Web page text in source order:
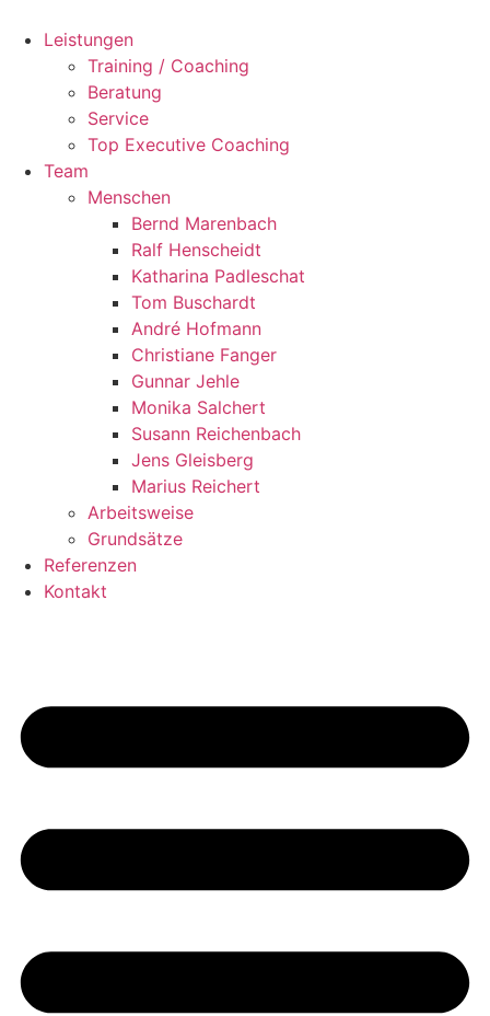
Inhalt
springen
Leistungen
Training / Coaching
Beratung
Service
Top Executive Coaching
Team
Menschen
Bernd Marenbach
Ralf Henscheidt
Katharina Padleschat
Tom Buschardt
André Hofmann
Christiane Fanger
Gunnar Jehle
Monika Salchert
Susann Reichenbach
Jens Gleisberg
Marius Reichert
Arbeitsweise
Grundsätze
Referenzen
Kontakt